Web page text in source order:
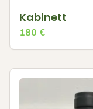
Kabinett
180 €